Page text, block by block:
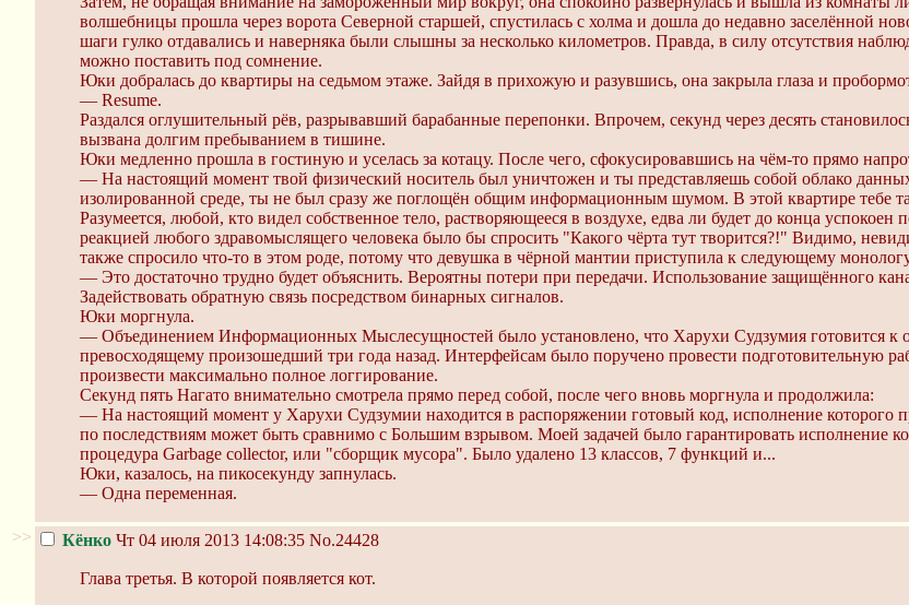
волшебницы прошла через ворота Северной старшей, спустилась с холма и дошла до недавно заселённой
шаги гулко отдавались и наверняка были слышны за несколько километров. Правда, в силу отсутствия
можно поставить под сомнение.
Юки добралась до квартиры на седьмом этаже. Зайдя в прихожую и разувшись, она закрыла глаза и
— Resume.
Раздался оглушительный рёв, разрывавший барабанные перепонки. Впрочем, секунд через десять
вызвана долгим пребыванием в тишине.
Юки медленно прошла в гостиную и уселась за котацу. После чего, сфокусировавшись на чём-то прямо
— На настоящий момент твой физический носитель был уничтожен и ты представляешь собой облако
изолированной среде, ты не был сразу же поглощён общим информационным шумом. В этой квартире тебе
Разумеется, любой, кто видел собственное тело, растворяющееся в воздухе, едва ли будет до конца
реакцией любого здравомыслящего человека было бы спросить "Какого чёрта тут творится?!" Видимо,
также спросило что-то в этом роде, потому что девушка в чёрной мантии приступила к следующему
— Это достаточно трудно будет объяснить. Вероятны потери при передачи. Использование защищённого
Задействовать обратную связь посредством бинарных сигналов.
Юки моргнула.
— Объединением Информационных Мыслесущностей было установлено, что Харухи Судзумия готовится
превосходящему произошедший три года назад. Интерфейсам было поручено провести подготовительную
произвести максимально полное логгирование.
Секунд пять Нагато внимательно смотрела прямо перед собой, после чего вновь моргнула и продолжила:
— На настоящий момент у Харухи Судзумии находится в распоряжении готовый код, исполнение
по последствиям может быть сравнимо с Большим взрывом. Моей задачей было гарантировать исполнение
процедура Garbage collector, или "сборщик мусора". Было удалено 13 классов, 7 функций и...
Юки, казалось, на пикосекунду запнулась.
— Одна переменная.
>> Кёнко Чт 04 июля 2013 14:08:35 No.24428
Глава третья. В которой появляется кот.